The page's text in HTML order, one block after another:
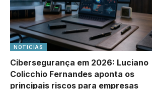
NOTICIAS
Cibersegurança em 2026: Luciano
Colicchio Fernandes aponta os
principais riscos para empresas